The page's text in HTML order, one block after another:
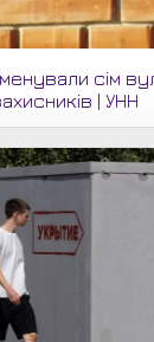
сім
| УНН